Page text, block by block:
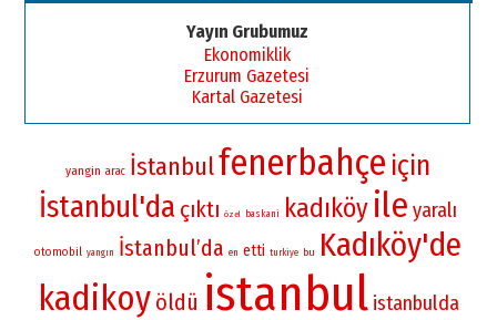
Yayın Grubumuz
Ekonomiklik
Erzurum Gazetesi
Kartal Gazetesi
yangin arac İstanbulfenerbahçe için
İstanbul'da çıktı özel baskani kadıköy ile yaralı
otomobil yangın İstanbul’da en etti turkiye bu Kadıköy'de
kadikoy öldü istanbul istanbulda